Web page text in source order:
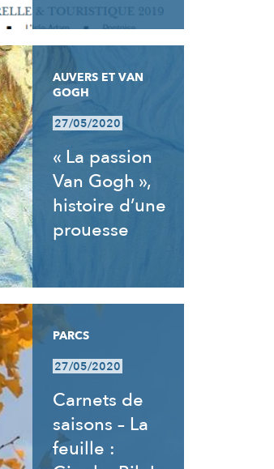
AUVERS ET VAN
GOGH
27/05/2020
« La passion
Van Gogh »,
histoire d’une
prouesse
PARCS
27/05/2020
Carnets de
saisons – La
feuille :